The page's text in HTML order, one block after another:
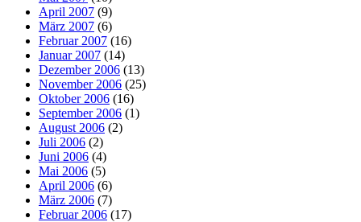
April 2007 (9)
März 2007 (6)
Februar 2007 (16)
Januar 2007 (14)
Dezember 2006 (13)
November 2006 (25)
Oktober 2006 (16)
September 2006 (1)
August 2006 (2)
Juli 2006 (2)
Juni 2006 (4)
Mai 2006 (5)
April 2006 (6)
März 2006 (7)
Februar 2006 (17)